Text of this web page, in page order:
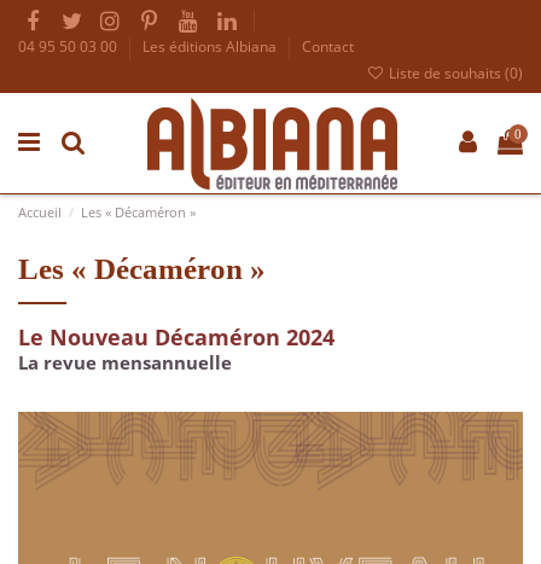
04 95 50 03 00 Les éditions Albiana
Contact
Liste de souhaits (0)
0
Accueil Les « Décaméron »
Les « Décaméron »
Le Nouveau Décaméron 2024
La revue mensannuelle